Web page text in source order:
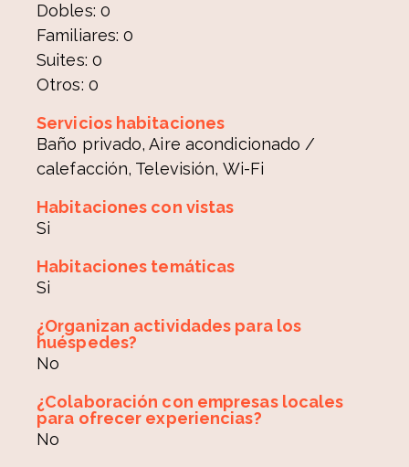
Dobles: 0
Familiares: 0
Suites: 0
Otros: 0
Servicios habitaciones
Baño privado, Aire acondicionado /
calefacción, Televisión, Wi-Fi
Habitaciones con vistas
Si
Habitaciones temáticas
Si
¿Organizan actividades para los
huéspedes?
No
¿Colaboración con empresas locales
para ofrecer experiencias?
No